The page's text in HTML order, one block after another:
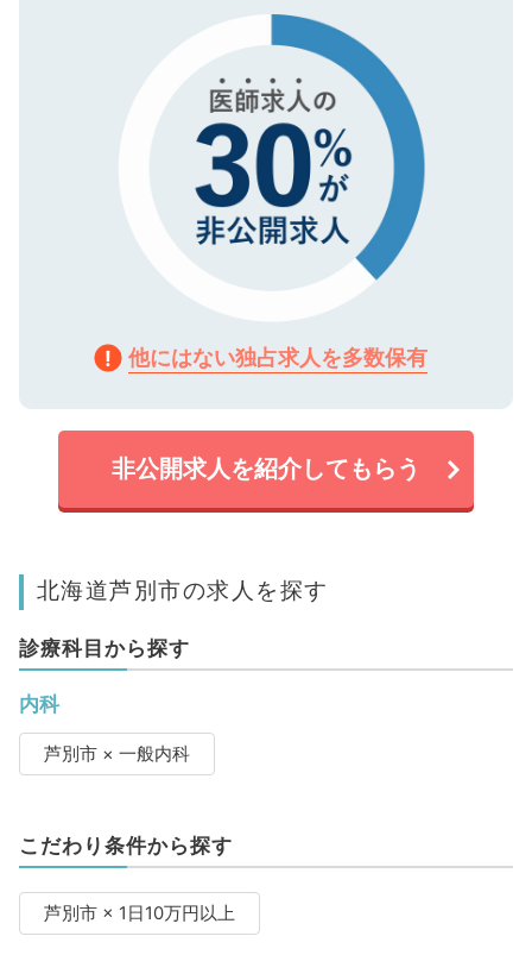
で、機密保持に関してもご安心ください。
他にはない独占求人を多数保有
非公開求人を紹介してもらう
北海道芦別市の求人を探す
診療科目から探す
内科
芦別市 × 一般内科
こだわり条件から探す
芦別市 × 1日10万円以上